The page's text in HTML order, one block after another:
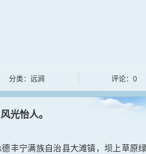
分类：远涧 评论：0
光怡人。
丰宁满族自治县大滩镇，坝上草原